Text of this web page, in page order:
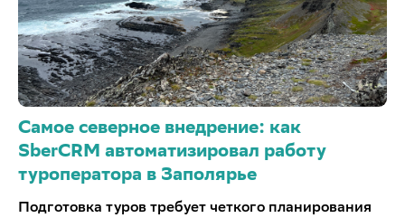
Самое северное внедрение: как
SberCRM автоматизировал работу
туроператора в Заполярье
Подготовка туров требует четкого планирования